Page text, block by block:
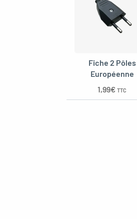
Fiche 2 Pôles
Européenne
1,99€ TTC